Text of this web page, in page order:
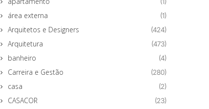
área externa (1)
Arquitetos e Designers (424)
Arquitetura (473)
banheiro (4)
Carreira e Gestão (280)
casa (2)
CASACOR (23)